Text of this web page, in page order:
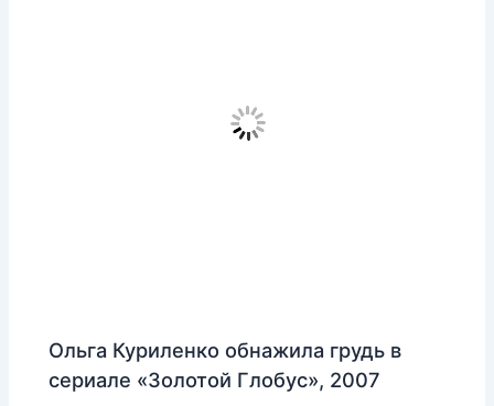
Ольга Куриленко обнажила грудь в
сериале «Золотой Глобус», 2007